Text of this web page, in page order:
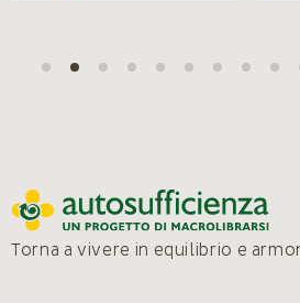
Torna a vivere in equilibrio e